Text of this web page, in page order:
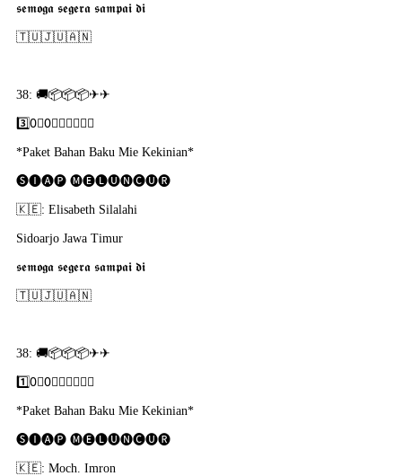
𝖘𝖊𝖒𝖔𝖌𝖆 𝖘𝖊𝖌𝖊𝖗𝖆 𝖘𝖆𝖒𝖕𝖆𝖎 𝖉𝖎
🇹​🇺​🇯​🇺​🇦​🇳
38: 🚚📦📦📦✈✈
3️⃣0⃣0⃣🇵​🇴​🇷​🇸​🇮​
*Paket Bahan Baku Mie Kekinian*
🅢🅘🅐🅟 🅜🅔🅛🅤🅝🅒🅤🅡
🇰​🇪: Elisabeth Silalahi
Sidoarjo Jawa Timur
𝖘𝖊𝖒𝖔𝖌𝖆 𝖘𝖊𝖌𝖊𝖗𝖆 𝖘𝖆𝖒𝖕𝖆𝖎 𝖉𝖎
🇹​🇺​🇯​🇺​🇦​🇳
38: 🚚📦📦📦✈✈
1️⃣0⃣0⃣🇵​🇴​🇷​🇸​🇮​
*Paket Bahan Baku Mie Kekinian*
🅢🅘🅐🅟 🅜🅔🅛🅤🅝🅒🅤🅡
🇰​🇪: Moch. Imron